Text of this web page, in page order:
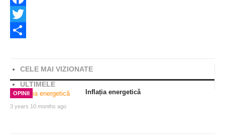
Facebook
Twitter
CELE MAI VIZIONATE
ULTIMELE
OPINII
3 years 10 months ago
Inflația energetică